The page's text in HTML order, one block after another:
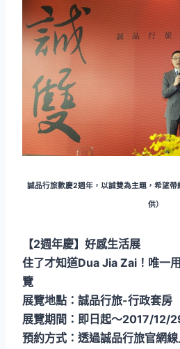
誠品行旅歡慶2週年，以誠雙為主題，希望
供）
【2週年慶】好感生活展
住了才知道Dua Jia Zai！唯一
覽
展覽地點：誠品行旅-行政套房
展覽期間：即日起～2017/12/
預約方式：透過誠品行旅官網